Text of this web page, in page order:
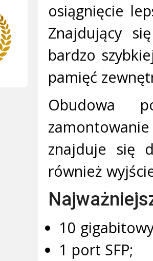
osiągnięcie
Znajdujący
bardzo
pamięć
Obudowa
znajduje się
również
10
1 port SFP;